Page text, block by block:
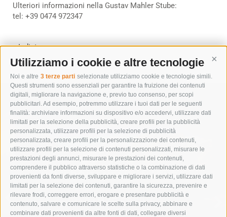
Utilizziamo i cookie e altre tecnologie
Noi e altre 3 terze parti selezionate utilizziamo cookie e tecnologie simili.
Questi strumenti sono essenziali per garantire la fruizione dei contenuti
digitali, migliorare la navigazione e, previo tuo consenso, per scopi
pubblicitari. Ad esempio, potremmo utilizzare i tuoi dati per le seguenti
finalità: archiviare informazioni su dispositivo e/o accedervi, utilizzare dati
limitati per la selezione della pubblicità, creare profili per la pubblicità
personalizzata, utilizzare profili per la selezione di pubblicità
personalizzata, creare profili per la personalizzazione dei contenuti,
utilizzare profili per la selezione di contenuti personalizzati, misurare le
prestazioni degli annunci, misurare le prestazioni dei contenuti,
comprendere il pubblico attraverso statistiche o la combinazione di dati
provenienti da fonti diverse, sviluppare e migliorare i servizi, utilizzare dati
limitati per la selezione dei contenuti, garantire la sicurezza, prevenire e
rilevare frodi, correggere errori, erogare e presentare pubblicità e
contenuto, salvare e comunicare le scelte sulla privacy, abbinare e
combinare dati provenienti da altre fonti di dati, collegare diversi
Ulteriori informazioni nella Gustav Mahler Stube:
tel: +39 0474 972347
« Indietro
IMMERGITI NELLA NATURA
VACANZE ESTIVE